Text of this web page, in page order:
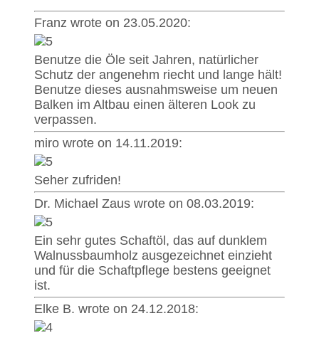
Franz wrote on 23.05.2020:
Benutze die Öle seit Jahren, natürlicher
Schutz der angenehm riecht und lange hält!
Benutze dieses ausnahmsweise um neuen
Balken im Altbau einen älteren Look zu
verpassen.
miro wrote on 14.11.2019:
Seher zufriden!
Dr. Michael Zaus wrote on 08.03.2019:
Ein sehr gutes Schaftöl, das auf dunklem
Walnussbaumholz ausgezeichnet einzieht
und für die Schaftpflege bestens geeignet
ist.
Elke B. wrote on 24.12.2018: